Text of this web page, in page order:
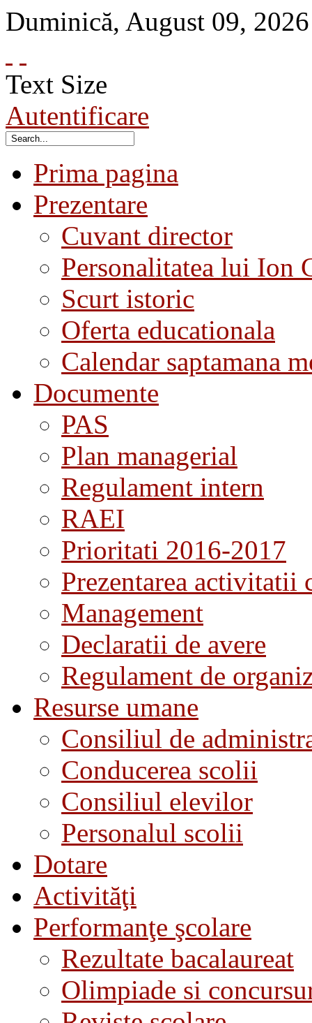
Duminică, August 09, 2026
Text Size
Autentificare
Prima pagina
Prezentare
Cuvant director
Personalitatea lui Ion
Scurt istoric
Oferta educationala
Calendar saptamana
Documente
PAS
Plan managerial
Regulament intern
RAEI
Prioritati 2016-2017
Prezentarea activitatii
Management
Declaratii de avere
Regulament de
Resurse umane
Consiliul de
Conducerea scolii
Consiliul elevilor
Personalul scolii
Dotare
Activităţi
Performanţe şcolare
Rezultate bacalaureat
Olimpiade si